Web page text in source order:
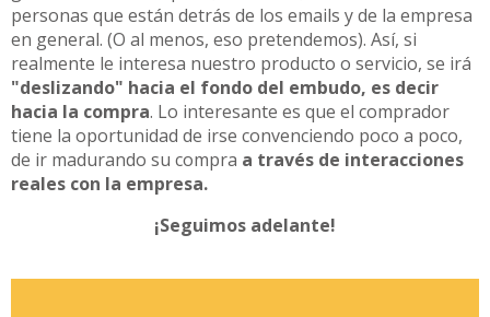
personas que están detrás de los emails y de la empresa
en general. (O al menos, eso pretendemos). Así, si
realmente le interesa nuestro producto o servicio, se irá
"deslizando" hacia el fondo del embudo, es decir
hacia la compra. Lo interesante es que el comprador
tiene la oportunidad de irse convenciendo poco a poco,
de ir madurando su compra a través de interacciones
reales con la empresa.
¡Seguimos adelante!